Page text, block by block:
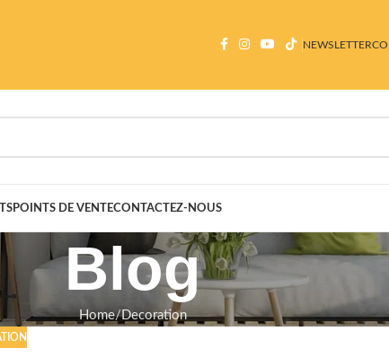
NEWSLETTER
POINTS DE VENTECONTACTEZ-NOUS
Blog
Home Decoration